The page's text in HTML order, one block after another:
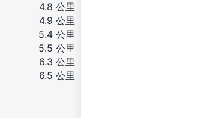
4.8 公里
4.9 公里
5.4 公里
5.5 公里
6.3 公里
6.5 公里